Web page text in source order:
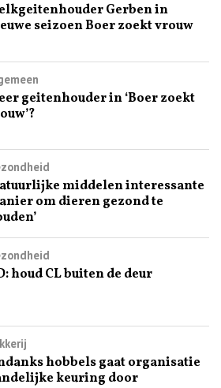
Gerben in
seizoen Boer zoekt vrouw
geitenhouder in ‘Boer zoekt
middelen interessante
om dieren gezond te
houd CL buiten de deur
hobbels gaat organisatie
keuring door